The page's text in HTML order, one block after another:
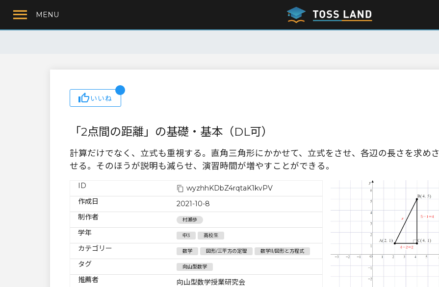
MENU
いいね
「2点間の距離」の基礎・基本（DL可）
計算だけでなく、立式も重視する。直角三角形にかかせて、立式をさせ、各辺の長さを求めさ
せる。そのほうが説明も減らせ、演習時間が増やすことができる。
ID
wyzhhKDbZ4rqtaK1kvPV
作成日
2021-10-8
制作者
村瀬歩
学年 中3 高校生
カテゴリー 数学 図形/三平方の定理 数学Ⅱ/図形と方程式
タグ 向山型数学
推薦者
向山型数学授業研究会